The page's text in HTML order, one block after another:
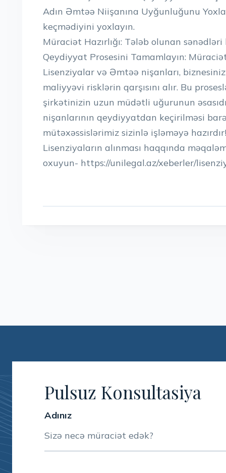
Adın Əmtəə Niişanına Uyğunluğunu
keçmədiyini yoxlayın.
Müraciət Hazırlığı: Tələb olunan
Qeydiyyat Prosesini Tamamlayın:
Lisenziyalar və Əmtəə nişanları,
maliyyəvi risklərin qarşısını alır. Bu
şirkətinizin uzun müdətli uğurunun
nişanlarının qeydiyyatdan keçirilməsi
mütəxəssislərimiz sizinlə işləməyə hazırdır!
Lisenziyaların alınması haqqında
oxuyun- https://unilegal.az/xeberler/
Pulsuz Konsultasiya
Adınız